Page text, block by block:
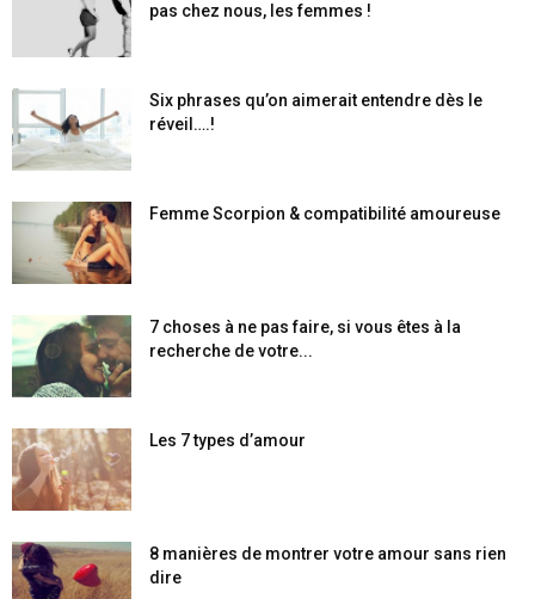
pas chez nous, les femmes !
Six phrases qu’on aimerait entendre dès le
réveil….!
Femme Scorpion & compatibilité amoureuse
7 choses à ne pas faire, si vous êtes à la
recherche de votre...
Les 7 types d’amour
8 manières de montrer votre amour sans rien
dire